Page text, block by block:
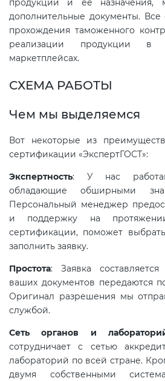
продукции и ее назначения,
дополнительные документы.
прохождения таможенного
реализации продукции
маркетплейсах.
СХЕМА РАБОТЫ
Чем мы выделяемся
Вот некоторые из
сертификации «ЭкспертГОСТ»:
Экспертность: У нас
обладающие обширными
Персональный менеджер
и поддержку на
сертификации, поможет
заполнить заявку.
Простота: Заявка
ваших документов передаются
Оригинал разрешения мы
службой.
Сеть органов и
сотрудничает с сетью
лабораторий по всей стране.
двумя собственными
Сертификация спортивных
товаров
Сертификация электротехники
Декларация ТР ТС
Декларирование косметики
ТС 009)
по схеме 5Д (ТР ТС 010)
Декларирование пищевой
продукции (ТР ТС 021)
Декларирование алкогольной
продукции (ТР ЕАЭС 047)
Декларирование
совместимости (ТР ТС 020)
Сертификация детских товаров
Сертификация товаров легкой
промышленности (ТР ТС 017)